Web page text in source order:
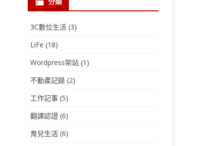
3C數位生活(3)
LiFe (18)
Wordpress架站(1)
不動產記錄(2)
工作記事(5)
翻譯認證(6)
育兒生活(6)